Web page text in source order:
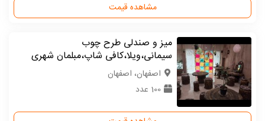
مشاهده قیمت
میز و صندلی طرح چوب
سیمانی،ویلا،کافی شاپ،مبلمان شهری
اصفهان، اصفهان
100 عدد